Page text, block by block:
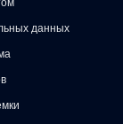
данных